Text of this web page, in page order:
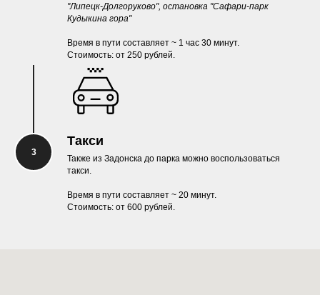
"Липецк-Долгоруково", остановка "Сафари-парк
Кудыкина гора"
Время в пути составляет ~ 1 час 30 минут.
Стоимость: от 250 рублей.
Такси
Также из Задонска до парка можно воспользоваться
такси.
Время в пути составляет ~ 20 минут.
Стоимость: от 600 рублей.